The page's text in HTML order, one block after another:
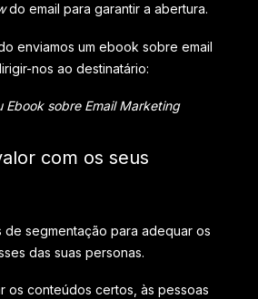
do email para garantir a abertura.
enviamos um ebook sobre email
nos ao destinatário:
Ebook sobre Email Marketing
com os seus
de segmentação para adequar os
das suas personas.
os conteúdos certos, às pessoas